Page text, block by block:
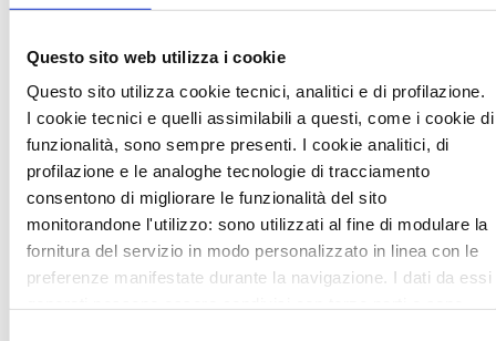
Questo sito web utilizza i cookie
Questo sito utilizza cookie tecnici, analitici e di profilazione.
I cookie tecnici e quelli assimilabili a questi, come i cookie di
funzionalità, sono sempre presenti. I cookie analitici, di
profilazione e le analoghe tecnologie di tracciamento
consentono di migliorare le funzionalità del sito
monitorandone l'utilizzo: sono utilizzati al fine di modulare la
fornitura del servizio in modo personalizzato in linea con le
preferenze manifestate durante la navigazione. I dati da essi
essere effettuate sul sitowww.cosmoprof.it
‹ Torna all'elenco
News in Primo Piano
- AZIENDEPIÙ 3/2026 (FASCICOLO NR. 128) -